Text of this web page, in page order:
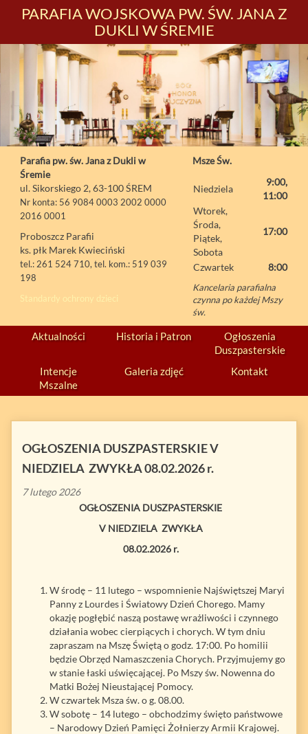
PARAFIA WOJSKOWA PW. ŚW. JANA Z
DUKLI W ŚREMIE
Parafia pw. św. Jana z Dukli w
Śremie
ul. Sikorskiego 2, 63-100 ŚREM
Nr konta: 56 9084 0003 2002 0000
2016 0001
Proboszcz Parafii
ks. płk Marek Kwieciński
tel.: 261 524 710, tel. kom.: 519 039
198
Standardy ochrony dzieci
Msze Św.
Niedziela
9:00,
11:00
Wtorek,
Środa,
Piątek,
Sobota
17:00
Czwartek 8:00
Kancelaria parafialna
czynna po każdej Mszy
św.
Aktualności Historia i Patron
Ogłoszenia
Duszpasterskie
Intencje
Mszalne
Galeria zdjęć Kontakt
OGŁOSZENIA DUSZPASTERSKIE V
NIEDZIELA ZWYKŁA 08.02.2026 r.
7 lutego 2026
OGŁOSZENIA DUSZPASTERSKIE
V NIEDZIELA ZWYKŁA
08.02.2026 r.
W środę – 11 lutego – wspomnienie Najświętszej Maryi
Panny z Lourdes i Światowy Dzień Chorego. Mamy
okazję pogłębić naszą postawę wrażliwości i czynnego
działania wobec cierpiących i chorych. W tym dniu
zapraszam na Mszę Świętą o godz. 17:00. Po homilii
będzie Obrzęd Namaszczenia Chorych. Przyjmujemy go
w stanie łaski uświęcającej. Po Mszy św. Nowenna do
Matki Bożej Nieustającej Pomocy.
W czwartek Msza św. o g. 08.00.
W sobotę – 14 lutego – obchodzimy święto państwowe
– Narodowy Dzień Pamięci Żołnierzy Armii Krajowej.